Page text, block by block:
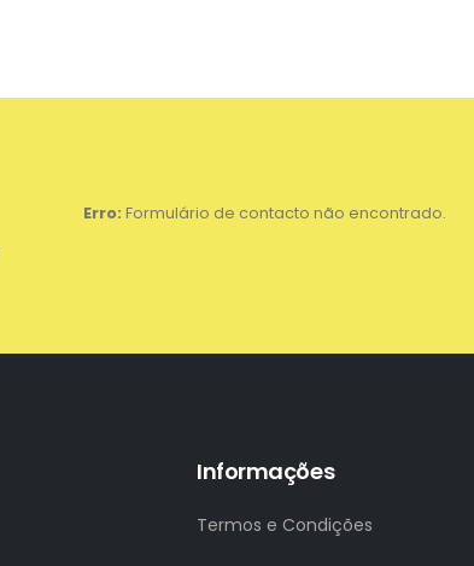
Erro: Formulário de contacto não encontrado.
Informações
Termos e Condições